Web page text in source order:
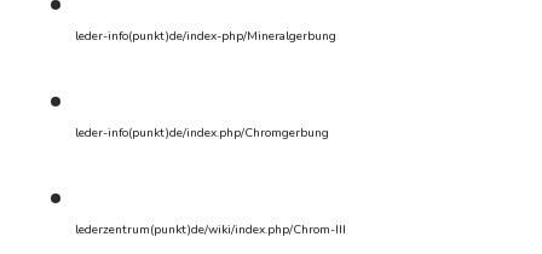
leder-info(punkt)de/index-php/Mineralgerbung
leder-info(punkt)de/index.php/Chromgerbung
lederzentrum(punkt)de/wiki/index.php/Chrom-III